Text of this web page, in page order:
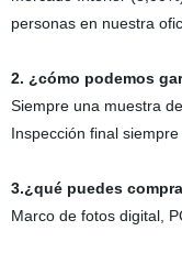
personas en nuestra
2. ¿cómo podemos
Siempre una muestra
Inspección final
3.¿qué puedes
Marco de fotos digital,